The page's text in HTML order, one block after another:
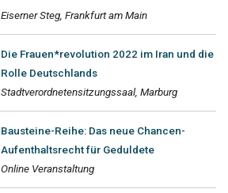
Eiserner Steg, Frankfurt am Main
Die Frauen*revolution 2022 im Iran und die
Rolle Deutschlands
Stadtverordnetensitzungssaal, Marburg
Bausteine-Reihe: Das neue Chancen-
Aufenthaltsrecht für Geduldete
Online Veranstaltung